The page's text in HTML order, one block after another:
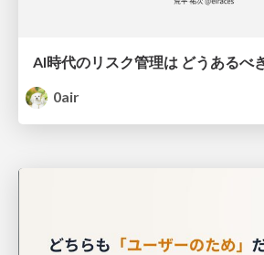
AI時代のリスク管理は どうあるべ
0air